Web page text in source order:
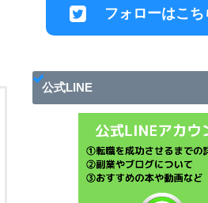
フォローはこち
公式LINE